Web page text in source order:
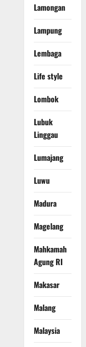
Lamongan
Lampung
Lembaga
Life style
Lombok
Lubuk
Linggau
Lumajang
Luwu
Madura
Magelang
Mahkamah
Agung RI
Makasar
Malang
Malaysia